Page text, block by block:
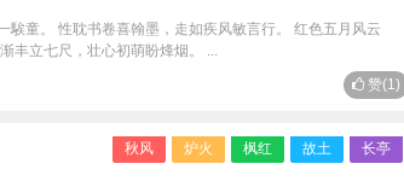
童。 性耽书卷喜翰墨，走如疾风敏言行。 红色五月风云
丰立七尺，壮心初萌盼烽烟。 ...
赞(1)
秋风 炉火 枫红 故土 长亭